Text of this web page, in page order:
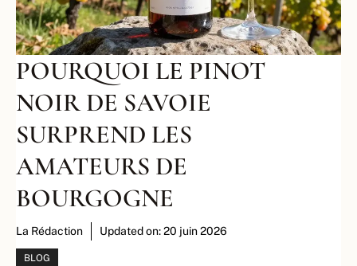
POURQUOI LE PINOT
NOIR DE SAVOIE
SURPREND LES
AMATEURS DE
BOURGOGNE
La Rédaction Updated on:20 juin 2026
BLOG